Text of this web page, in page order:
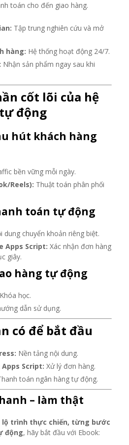
toán cho đến giao hàng.
Tập trung nghiên cứu và mở
hàng: Hệ thống hoạt động 24/7.
Nhận sản phẩm ngay sau khi
cốt lõi của hệ
động
hút khách hàng
bền vững mỗi ngày.
Reels): Thuật toán phân phối
toán tự động
dung chuyển khoản riêng biệt.
Apps Script: Xác nhận đơn hàng
giây.
hàng tự động
học.
dẫn sử dụng.
có để bắt đầu
Nền tảng nội dung.
Script: Xử lý đơn hàng.
toán ngân hàng tự động.
– làm thật
lộ trình thực chiến, từng bước
động, hãy bắt đầu với Ebook: